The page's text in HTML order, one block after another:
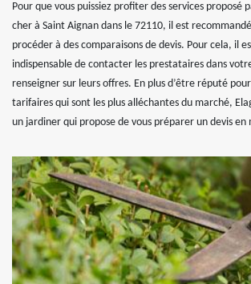
Pour que vous puissiez profiter des services proposé
cher à Saint Aignan dans le 72110, il est
procéder à des comparaisons de devis. Pour cela, il
indispensable de contacter les prestataires dans
renseigner sur leurs offres. En plus d’être réputé
tarifaires qui sont les plus alléchantes du marché,
un jardiner qui propose de vous préparer un devis en